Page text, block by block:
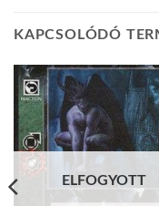
KAPCSOLÓDÓ
ELFOGYOTT